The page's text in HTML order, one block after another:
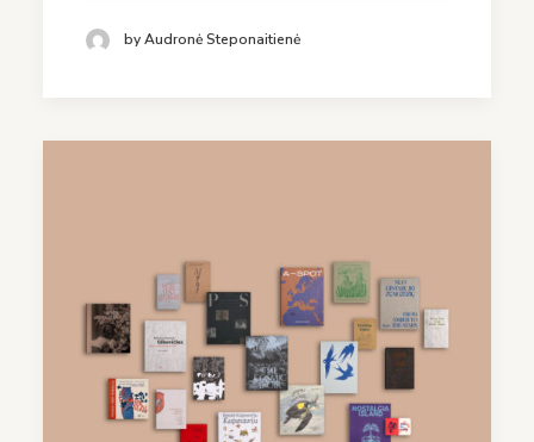
by Audronė Steponaitienė